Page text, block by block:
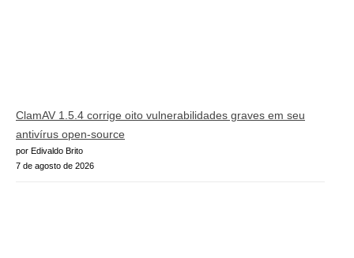
ClamAV 1.5.4 corrige oito vulnerabilidades graves em seu
antivírus open-source
por Edivaldo Brito
7 de agosto de 2026